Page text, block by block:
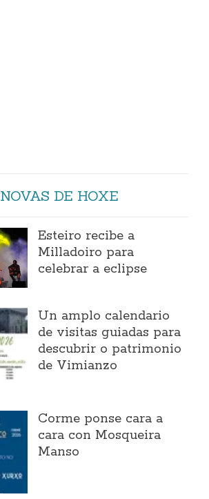
NOVAS DE HOXE
Esteiro recibe a
Milladoiro para
celebrar a eclipse
Un amplo calendario
de visitas guiadas para
descubrir o patrimonio
de Vimianzo
Corme ponse cara a
cara con Mosqueira
Manso